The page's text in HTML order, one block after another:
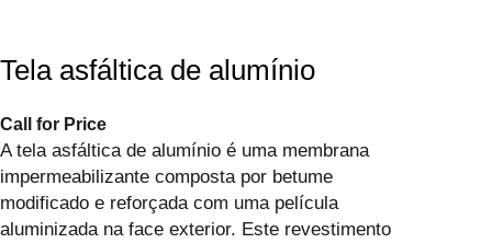
Tela asfáltica de alumínio
Call for Price
A tela asfáltica de alumínio é uma membrana
impermeabilizante composta por betume
modificado e reforçada com uma película
aluminizada na face exterior. Este revestimento